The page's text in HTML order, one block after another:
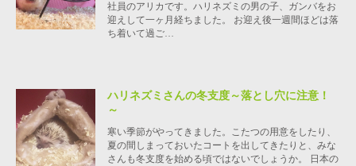
社員のアリカです。ハリネズミの男の子、ガンバをお
迎えして一ヶ月経ちました。 お迎え後一週間ほどは落
ち着いて過ご…
ハリネズミさんの冬支度～落とし穴に注意！
～
寒い季節がやってきました。こたつの用意をしたり、
夏の間しまっておいたコートを出してきたりと、みな
さんも冬支度を始める頃ではないでしょうか。 日本の